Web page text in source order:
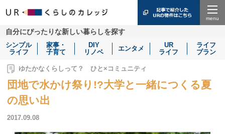
自分にぴったりな新しい暮らしを探す
シンプル
ライフ
家事・
子育て
DIY
リノベ
エンタメ
UR
ライフ
ライフ
プラン
ゆたかなくらしって？ ひと×コミュニティ
団地で水かけ祭り!?大学と一緒につくる夏
の思い出
2017.09.08